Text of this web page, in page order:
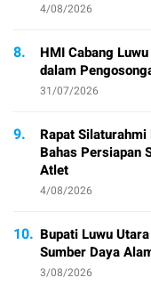
4/08/2026
8.
HMI Cabang
dalam
31/07/2026
9.
Rapat
Bahas Persiapan
Atlet
4/08/2026
10. Bupati Luwu
Sumber Daya
3/08/2026